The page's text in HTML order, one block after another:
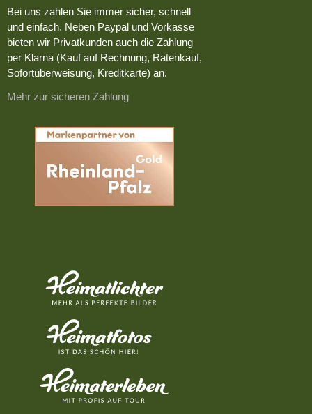
Bei uns zahlen Sie immer sicher, schnell
und einfach. Neben Paypal und Vorkasse
bieten wir Privatkunden auch die Zahlung
per Klarna (Kauf auf Rechnung, Ratenkauf,
Sofortüberweisung, Kreditkarte) an.
Mehr zur sicheren Zahlung